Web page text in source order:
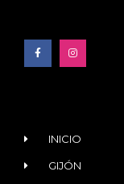
INICIO
GIJÓN